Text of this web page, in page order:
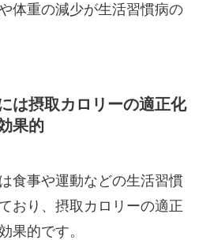
体重の減少が生活習慣病の
は摂取カロリーの適正化
果的
食事や運動などの生活習慣
おり、摂取カロリーの適正
果的です。